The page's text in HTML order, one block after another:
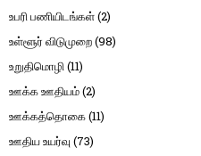
உபரி பணியிடங்கள்(2)
உள்ளூர் விடுமுறை(98)
உறுதிமொழி(11)
ஊக்க ஊதியம்(2)
ஊக்கத்தொகை(11)
ஊதிய உயர்வு (73)